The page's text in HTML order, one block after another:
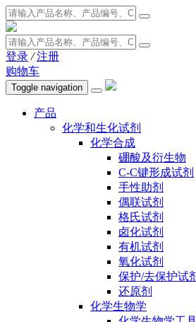
登录 / 注册
购物车
Toggle navigation
产品
化学和生化试剂
化学合成
硼酸及衍生物
C-C键形成试剂
手性助剂
偶联试剂
格氏试剂
卤化试剂
有机试剂
氧化试剂
保护/去保护试
还原剂
化学生物学